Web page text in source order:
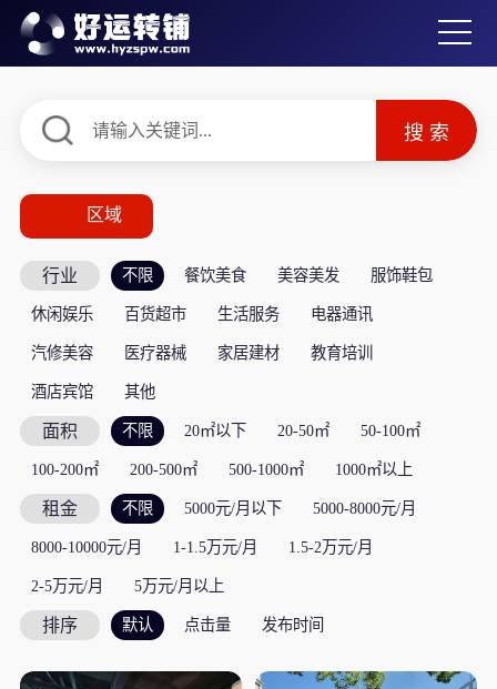
区域
行业 不限 餐饮美食 美容美发 服饰鞋包
休闲娱乐 百货超市 生活服务 电器通讯
汽修美容 医疗器械 家居建材 教育培训
酒店宾馆 其他
面积 不限 20㎡以下 20-50㎡ 50-100㎡
100-200㎡ 200-500㎡ 500-1000㎡ 1000㎡以上
租金 不限 5000元/月以下 5000-8000元/月
8000-10000元/月 1-1.5万元/月 1.5-2万元/月
2-5万元/月 5万元/月以上
排序 默认 点击量 发布时间